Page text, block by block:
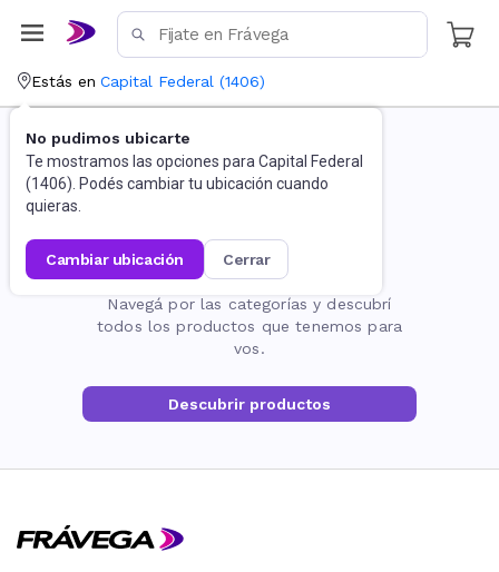
Estás en Capital Federal (1406)
No pudimos ubicarte
Te mostramos las opciones para Capital Federal
(1406). Podés cambiar tu ubicación cuando
quieras.
cambiar ubicación cerrar
La página no existe
Navegá por las categorías y descubrí
todos los productos que tenemos para
vos.
Descubrir productos